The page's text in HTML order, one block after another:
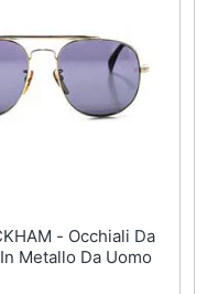
- Occhiali Da
Metallo Da Uomo